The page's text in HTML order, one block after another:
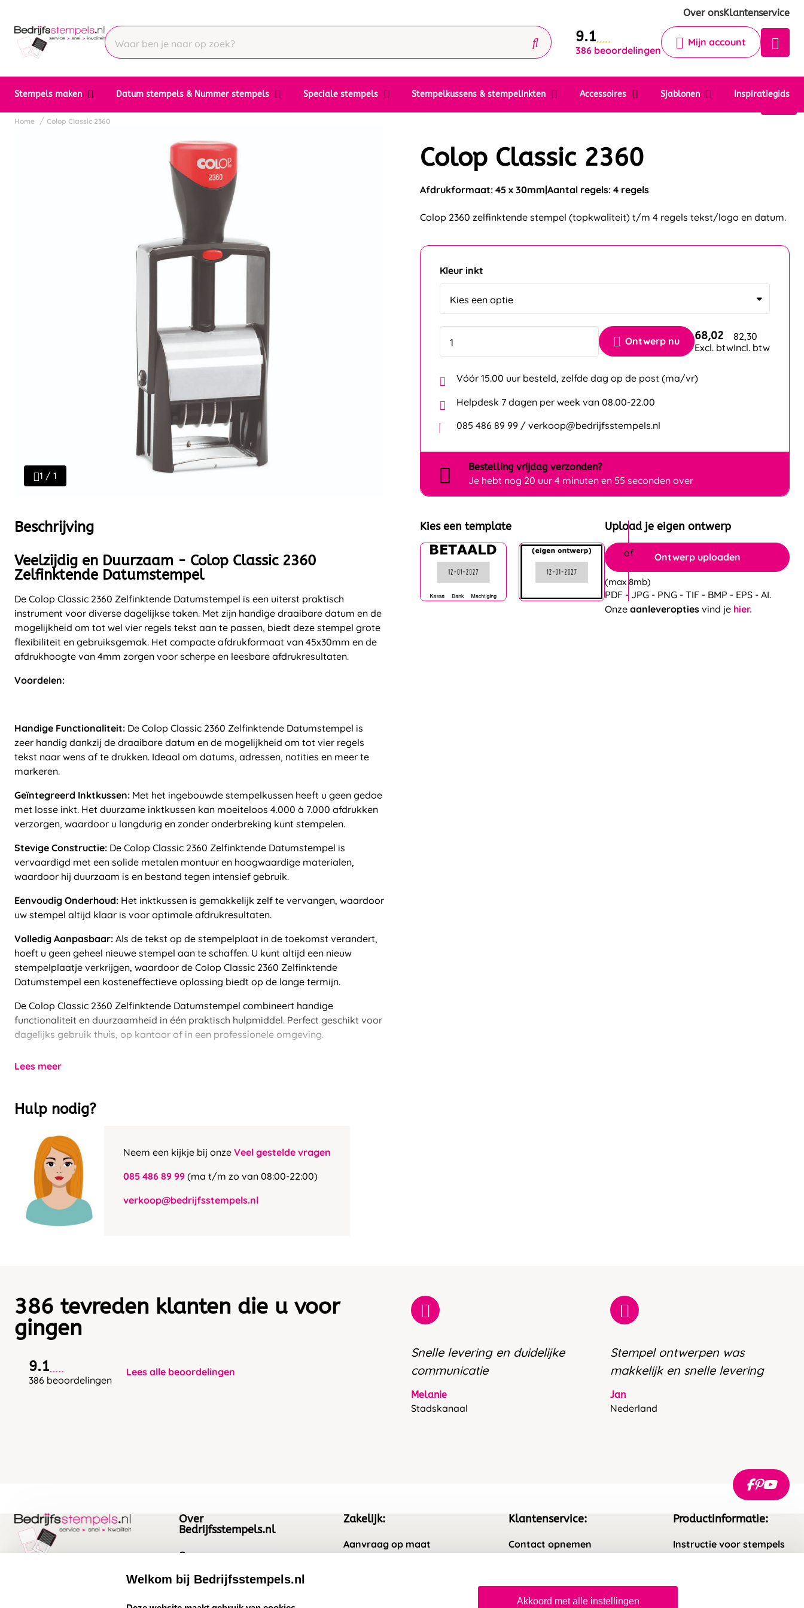
Over onsKlantenservice
9.1
386 beoordelingen
Mijn account
Stempels maken Datum stempels & Nummer stempels Speciale stempels Stempelkussens & stempelinkten Accessoires Sjablonen Inspiratiegids
Krijg een antwoord op uw vraag
Chat 24/7 met onze chatbot voor
Contact
Home Colop Classic 2360
1 / 1
Beschrijving
Veelzijdig en Duurzaam - Colop Classic 2360
Zelfinktende Datumstempel
De Colop Classic 2360 Zelfinktende Datumstempel is een uiterst praktisch
instrument voor diverse dagelijkse taken. Met zijn handige draaibare datum en de
mogelijkheid om tot wel vier regels tekst aan te passen, biedt deze stempel grote
flexibiliteit en gebruiksgemak. Het compacte afdrukformaat van 45x30mm en de
afdrukhoogte van 4mm zorgen voor scherpe en leesbare afdrukresultaten.
Voordelen:
Handige Functionaliteit: De Colop Classic 2360 Zelfinktende Datumstempel is
zeer handig dankzij de draaibare datum en de mogelijkheid om tot vier regels
tekst naar wens af te drukken. Ideaal om datums, adressen, notities en meer te
markeren.
Geïntegreerd Inktkussen: Met het ingebouwde stempelkussen heeft u geen gedoe
met losse inkt. Het duurzame inktkussen kan moeiteloos 4.000 à 7.000 afdrukken
verzorgen, waardoor u langdurig en zonder onderbreking kunt stempelen.
Stevige Constructie: De Colop Classic 2360 Zelfinktende Datumstempel is
vervaardigd met een solide metalen montuur en hoogwaardige materialen,
waardoor hij duurzaam is en bestand tegen intensief gebruik.
Eenvoudig Onderhoud: Het inktkussen is gemakkelijk zelf te vervangen, waardoor
uw stempel altijd klaar is voor optimale afdrukresultaten.
Volledig Aanpasbaar: Als de tekst op de stempelplaat in de toekomst verandert,
hoeft u geen geheel nieuwe stempel aan te schaffen. U kunt altijd een nieuw
stempelplaatje verkrijgen, waardoor de Colop Classic 2360 Zelfinktende
Datumstempel een kosteneffectieve oplossing biedt op de lange termijn.
De Colop Classic 2360 Zelfinktende Datumstempel combineert handige
functionaliteit en duurzaamheid in één praktisch hulpmiddel. Perfect geschikt voor
dagelijks gebruik thuis, op kantoor of in een professionele omgeving.
Lees meer
Hulp nodig?
Neem een kijkje bij onze Veel gestelde vragen
085 486 89 99 (ma t/m zo van 08:00-22:00)
verkoop@bedrijfsstempels.nl
Colop Classic 2360
Afdrukformaat: 45 x 30mm Aantal regels: 4 regels
Colop 2360 zelfinktende stempel (topkwaliteit) t/m 4 regels tekst/logo en datum.
Kleur inkt
Ontwerp nu 68,02
Excl. btw
82,30
Incl. btw
Vóór 15.00 uur besteld, zelfde dag op de post (ma/vr)
Helpdesk 7 dagen per week van 08.00-22.00
085 486 89 99 / verkoop@bedrijfsstempels.nl
Bestelling vrijdag verzonden?
Je hebt nog 20 uur 4 minuten en 54 seconden over
Kies een template Upload je eigen ontwerp
Ontwerp uploaden
(max 8mb)
PDF - JPG - PNG - TIF - BMP - EPS - AI.
Onze aanleveropties vind je hier.
386 tevreden klanten die u voor
gingen
9.1
386 beoordelingen
Lees alle beoordelingen
Snelle levering en duidelijke
communicatie
Melanie
Stadskanaal
Stempel ontwerpen was
makkelijk en snelle levering
Jan
Nederland
Over
Bedrijfsstempels.nl
Over ons
Bedrijfsgegevens
Zakelijk:
Aanvraag op maat
Klantenservice:
Contact opnemen
Retourneren
Productinformatie:
Instructie voor stempels
Safety Sheets
Welkom bij Bedrijfsstempels.nl
Akkoord met alle instellingen